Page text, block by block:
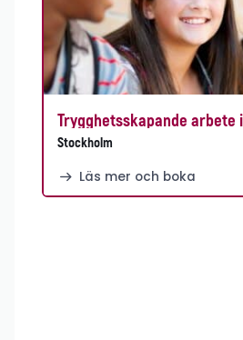
Trygghetsskapande arbete
Stockholm
Läs mer och boka